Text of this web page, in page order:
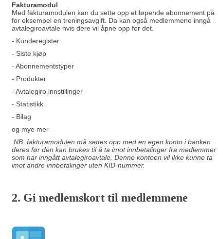
Fakturamodul
Med fakturamodulen kan du sette opp et løpende abonnement på
for eksempel en treningsavgift. Da kan også medlemmene inngå
avtalegiroavtale hvis dere vil åpne opp for det.
- Kunderegister
- Siste kjøp
- Abonnementstyper
- Produkter
- Avtalegiro innstillinger
- Statistikk
- Bilag
og mye mer
NB: fakturamodulen må settes opp med en egen konto i banken
deres før den kan brukes til å ta imot innbetalinger fra medlemmer
som har inngått avtalegiroavtale. Denne kontoen vil ikke kunne ta
imot andre innbetalinger uten KID-nummer.
2. Gi medlemskort til medlemmene